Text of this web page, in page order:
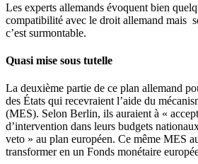
Les experts allemands évoquent bien
compatibilité avec le droit allemand mais
c’est surmontable.
Quasi mise sous tutelle
La deuxième partie de ce plan allemand
des États qui recevraient l’aide du
(MES). Selon Berlin, ils auraient à «
d’intervention dans leurs budgets
veto » au plan européen. Ce même MES
transformer en un Fonds monétaire